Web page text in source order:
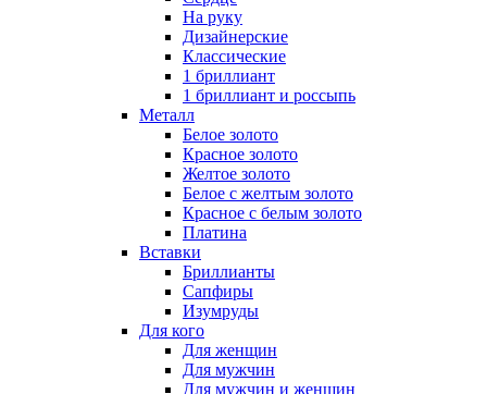
На руку
Дизайнерские
Классические
1 бриллиант
1 бриллиант и россыпь
Металл
Белое золото
Красное золото
Желтое золото
Белое с желтым золото
Красное с белым золото
Платина
Вставки
Бриллианты
Сапфиры
Изумруды
Для кого
Для женщин
Для мужчин
Для мужчин и женщин